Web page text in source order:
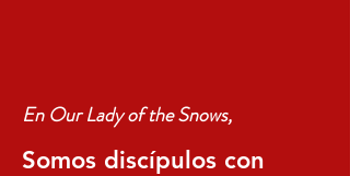
En Our Lady of the Snows,
Somos discípulos con